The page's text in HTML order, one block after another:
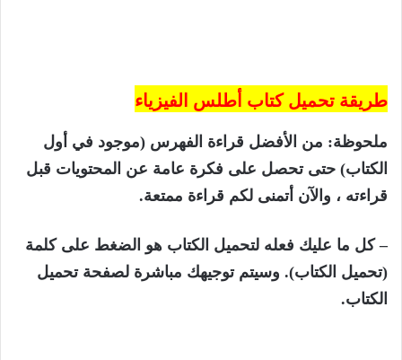
طريقة تحميل كتاب أطلس الفيزياء
ملحوظة: من الأفضل قراءة الفهرس (موجود في أول
الكتاب) حتى تحصل على فكرة عامة عن المحتويات قبل
قراءته ، والآن أتمنى لكم قراءة ممتعة.
– كل ما عليك فعله لتحميل الكتاب هو الضغط على كلمة
(تحميل الكتاب). وسيتم توجيهك مباشرة لصفحة تحميل
الكتاب.